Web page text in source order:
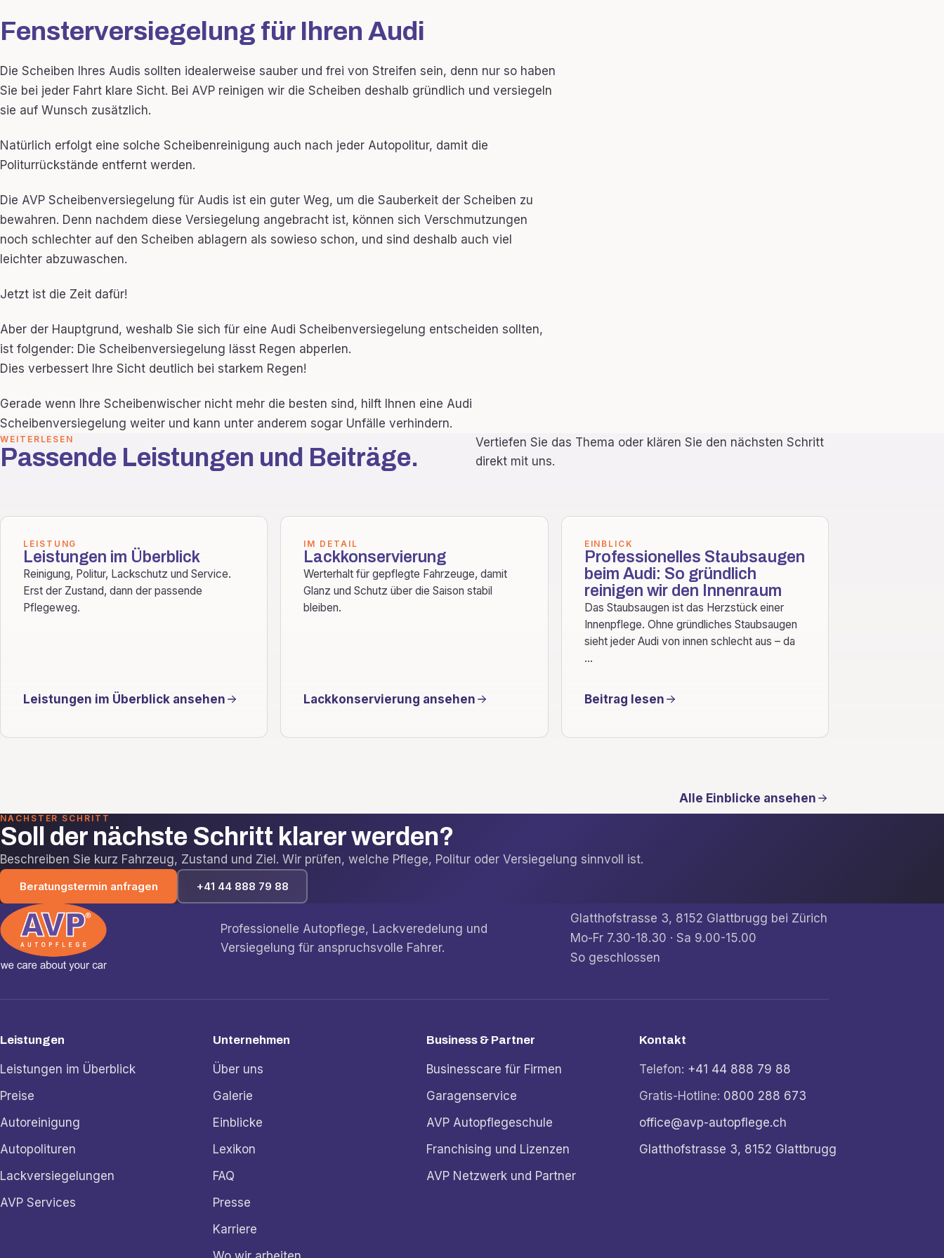
Fensterversiegelung für Ihren Audi
Die Scheiben Ihres Audis sollten idealerweise sauber und frei von Streifen sein, denn nur so haben
Sie bei jeder Fahrt klare Sicht. Bei AVP reinigen wir die Scheiben deshalb gründlich und versiegeln
sie auf Wunsch zusätzlich.
Natürlich erfolgt eine solche Scheibenreinigung auch nach jeder Autopolitur, damit die
Politurrückstände entfernt werden.
Die AVP Scheibenversiegelung für Audis ist ein guter Weg, um die Sauberkeit der Scheiben zu
bewahren. Denn nachdem diese Versiegelung angebracht ist, können sich Verschmutzungen
noch schlechter auf den Scheiben ablagern als sowieso schon, und sind deshalb auch viel
leichter abzuwaschen.
Jetzt ist die Zeit dafür!
Aber der Hauptgrund, weshalb Sie sich für eine Audi Scheibenversiegelung entscheiden sollten,
ist folgender: Die Scheibenversiegelung lässt Regen abperlen.
Dies verbessert Ihre Sicht deutlich bei starkem Regen!
Gerade wenn Ihre Scheibenwischer nicht mehr die besten sind, hilft Ihnen eine Audi
Scheibenversiegelung weiter und kann unter anderem sogar Unfälle verhindern.
WEITERLESEN
Passende Leistungen und Beiträge.
Vertiefen Sie das Thema oder klären Sie den nächsten Schritt
direkt mit uns.
LEISTUNG
Leistungen im Überblick
Reinigung, Politur, Lackschutz und Service.
Erst der Zustand, dann der passende
Pflegeweg.
Leistungen im Überblick ansehen
IM DETAIL
Lackkonservierung
Werterhalt für gepflegte Fahrzeuge, damit
Glanz und Schutz über die Saison stabil
bleiben.
Lackkonservierung ansehen
EINBLICK
Professionelles Staubsaugen
beim Audi: So gründlich
reinigen wir den Innenraum
Das Staubsaugen ist das Herzstück einer
Innenpflege. Ohne gründliches Staubsaugen
sieht jeder Audi von innen schlecht aus – da
...
Beitrag lesen
Alle Einblicke ansehen
NÄCHSTER SCHRITT
Soll der nächste Schritt klarer werden?
Beschreiben Sie kurz Fahrzeug, Zustand und Ziel. Wir prüfen, welche Pflege, Politur oder Versiegelung sinnvoll ist.
Beratungstermin anfragen +41 44 888 79 88
Professionelle Autopflege, Lackveredelung und
Versiegelung für anspruchsvolle Fahrer.
Glatthofstrasse 3, 8152 Glattbrugg bei Zürich
Mo-Fr 7.30-18.30 · Sa 9.00-15.00
So geschlossen
Leistungen
Leistungen im Überblick
Preise
Autoreinigung
Autopolituren
Lackversiegelungen
AVP Services
Unternehmen
Über uns
Galerie
Einblicke
Lexikon
FAQ
Presse
Karriere
Business & Partner
Businesscare für Firmen
Garagenservice
AVP Autopflegeschule
Franchising und Lizenzen
AVP Netzwerk und Partner
Kontakt
Telefon: +41 44 888 79 88
Gratis-Hotline: 0800 288 673
office@avp-autopflege.ch
Glatthofstrasse 3, 8152 Glattbrugg